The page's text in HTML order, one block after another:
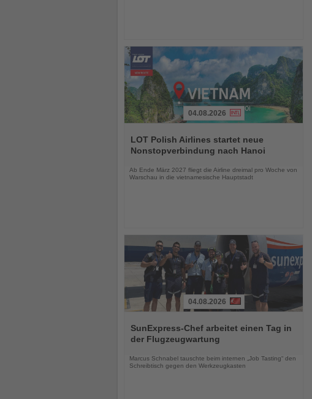
Sie
die
Nachrichten
04.08.2026
LOT Polish Airlines startet neue
Nonstopverbindung nach Hanoi
Ab Ende März 2027 fliegt die Airline dreimal pro Woche von
Warschau in die vietnamesische Hauptstadt
Sie
die
Nachrichten
04.08.2026
SunExpress-Chef arbeitet einen Tag in
der Flugzeugwartung
Marcus Schnabel tauschte beim internen „Job Tasting“ den
Schreibtisch gegen den Werkzeugkasten